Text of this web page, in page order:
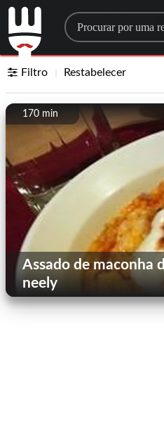
Search for a
Filtro Restabelecer
170 min
Assado de maconha
neely